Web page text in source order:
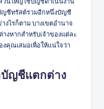
ชีทรัสต์รวมอีกหนึ่งบัญชี
งไรก็ตาม บางเขตอำนาจ
งหากสำหรับเจ้าของแต่ละ
คุณเสมอเพื่อให้แน่ใจว่า
ญชีแตกต่าง